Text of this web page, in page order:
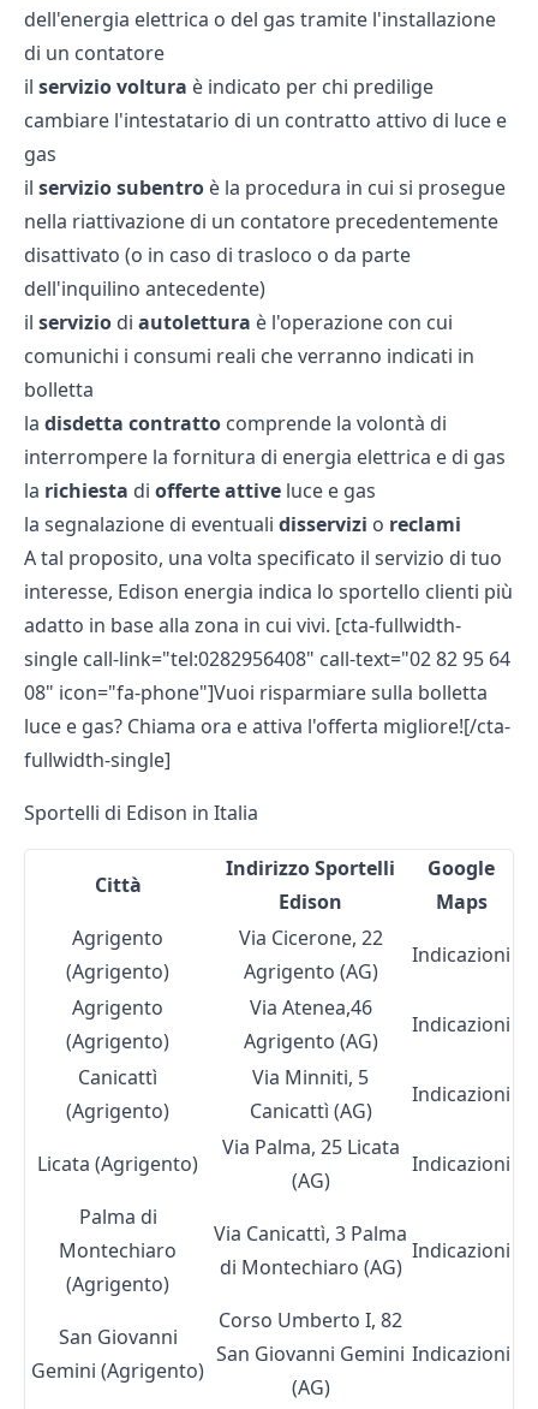
dell'energia elettrica o del gas tramite l'installazione
di un contatore
il servizio voltura è indicato per chi predilige
cambiare l'intestatario di un contratto attivo di luce e
gas
il servizio subentro è la procedura in cui si prosegue
nella riattivazione di un contatore precedentemente
disattivato (o in caso di trasloco o da parte
dell'inquilino antecedente)
il servizio di autolettura è l'operazione con cui
comunichi i consumi reali che verranno indicati in
bolletta
la disdetta contratto comprende la volontà di
interrompere la fornitura di energia elettrica e di gas
la richiesta di offerte attive luce e gas
la segnalazione di eventuali disservizi o reclami
A tal proposito, una volta specificato il servizio di tuo
interesse, Edison energia indica lo sportello clienti più
adatto in base alla zona in cui vivi. [cta-fullwidth-
single call-link="tel:0282956408" call-text="02 82 95 64
08" icon="fa-phone"]Vuoi risparmiare sulla bolletta
luce e gas? Chiama ora e attiva l'offerta migliore![/cta-
fullwidth-single]
Sportelli di Edison in Italia
Città
Indirizzo Sportelli
Edison
Google
Maps
Agrigento
(Agrigento)
Via Cicerone, 22
Agrigento (AG)
Indicazioni
Agrigento
(Agrigento)
Via Atenea,46
Agrigento (AG)
Indicazioni
Canicattì
(Agrigento)
Via Minniti, 5
Canicattì (AG)
Indicazioni
Licata (Agrigento)
Via Palma, 25 Licata
(AG)
Indicazioni
Palma di
Montechiaro
(Agrigento)
Via Canicattì, 3 Palma
di Montechiaro (AG)
Indicazioni
San Giovanni
Gemini (Agrigento)
Corso Umberto I, 82
San Giovanni Gemini
(AG)
Indicazioni